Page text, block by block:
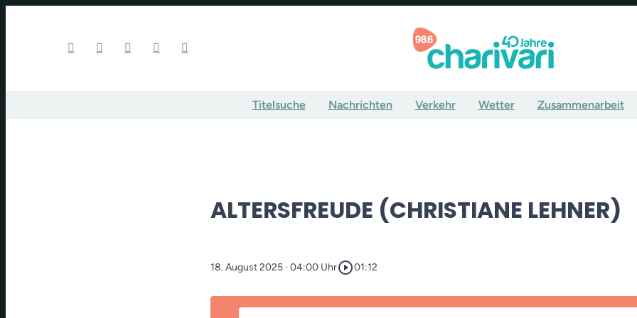
Titelsuche Nachrichten Verkehr Wetter Zusammenarbeit
ALTERSFREUDE (CHRISTIANE LEHNER)
18. August 2025 · 04:00 Uhrplay_circle_outline01:12